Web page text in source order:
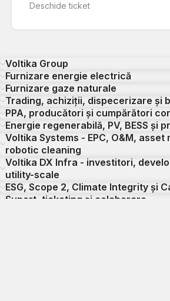
Deschide ticket
Voltika Group
Furnizare energie electrică
Furnizare gaze naturale
Trading, achiziții, dispecerizare și
PPA, producători și cumpărători
Energie regenerabilă, PV, BESS și
Voltika Systems - EPC, O&M, asset
robotic cleaning
Voltika DX Infra - investitori,
utility-scale
ESG, Scope 2, Climate Integrity și
Suport, ticketing și colaborare